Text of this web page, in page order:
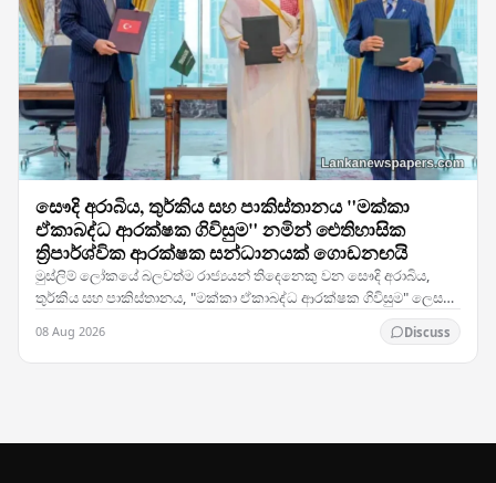
සෞදි අරාබිය, තුර්කිය සහ පාකිස්තානය "මක්කා
ඒකාබද්ධ ආරක්ෂක ගිවිසුම" නමින් ඓතිහාසික
ත්‍රිපාර්ශ්වික ආරක්ෂක සන්ධානයක් ගොඩනඟයි
මුස්ලිම් ලෝකයේ බලවත්ම රාජ්‍යයන් තිදෙනෙකු වන සෞදි අරාබිය,
තුර්කිය සහ පාකිස්තානය, "මක්කා ඒකාබද්ධ ආරක්ෂක ගිවිසුම" ලෙස
08 Aug 2026 Discuss